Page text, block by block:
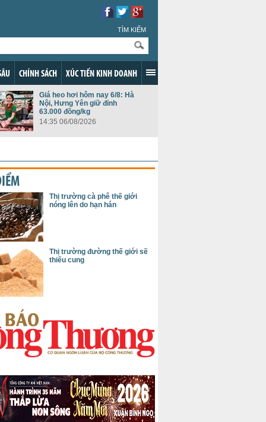
TÌM KIẾM
CHÍNH SÁCH XÚC TIẾN KINH DOANH
Giá heo hơi hôm nay 6/8: Hà
Nội, Hưng Yên giữ đỉnh
63.000 đồng/kg
14:35 06/08/2026
Thị trường cà phê thế giới
nóng lên do hạn hán
Thị trường đường thế giới sẽ
thiếu cung